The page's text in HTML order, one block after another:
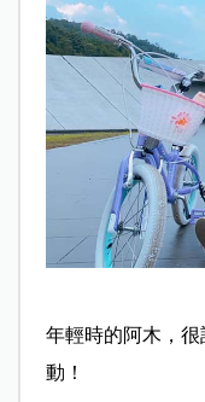
年輕時的阿木，
動！